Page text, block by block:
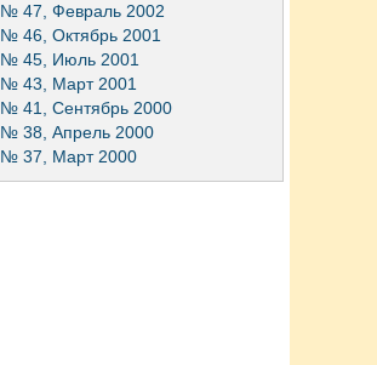
№ 47, Февраль 2002
№ 46, Октябрь 2001
№ 45, Июль 2001
№ 43, Март 2001
№ 41, Сентябрь 2000
№ 38, Апрель 2000
№ 37, Март 2000